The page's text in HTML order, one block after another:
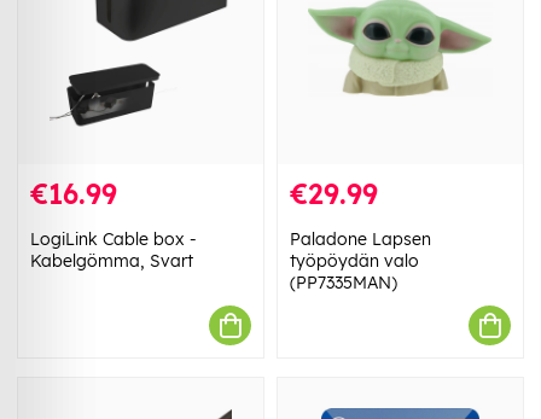
€16.99
LogiLink Cable box -
Kabelgömma, Svart
€29.99
Paladone Lapsen
työpöydän valo
(PP7335MAN)